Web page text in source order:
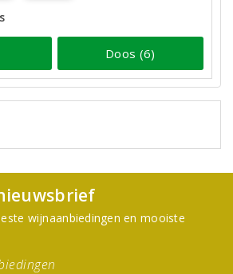
Doos (6)
wijnaanbiedingen en mooiste